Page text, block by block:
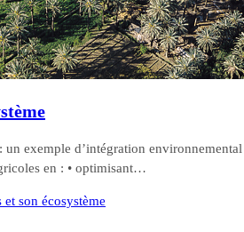
un exemple d’intégration
en : • optimisant…
et son écosystème